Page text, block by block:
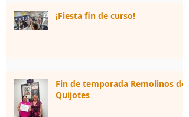
¡Fiesta fin de curso!
Fin de temporada Remolinos de
Quijotes